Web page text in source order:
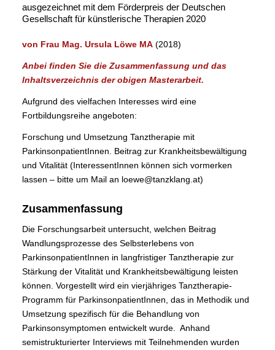
ausgezeichnet mit dem Förderpreis der Deutschen
Gesellschaft für künstlerische Therapien 2020
von Frau Mag. Ursula Löwe MA (2018)
Anbei finden Sie die Zusammenfassung und das
Inhaltsverzeichnis der obigen Masterarbeit.
Aufgrund des vielfachen Interesses wird eine
Fortbildungsreihe angeboten:
Forschung und Umsetzung Tanztherapie mit
ParkinsonpatientInnen. Beitrag zur Krankheitsbewältigung
und Vitalität (InteressentInnen können sich vormerken
lassen – bitte um Mail an loewe@tanzklang.at)
Zusammenfassung
Die Forschungsarbeit untersucht, welchen Beitrag
Wandlungsprozesse des Selbsterlebens von
ParkinsonpatientInnen in langfristiger Tanztherapie zur
Stärkung der Vitalität und Krankheitsbewältigung leisten
können. Vorgestellt wird ein vierjähriges Tanztherapie-
Programm für ParkinsonpatientInnen, das in Methodik und
Umsetzung spezifisch für die Behandlung von
Parkinsonsymptomen entwickelt wurde. Anhand
semistrukturierter Interviews mit Teilnehmenden wurden